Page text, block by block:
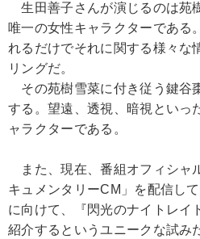
生田善子さんが演じるのは苑
唯一の女性キャラクターである
れるだけでそれに関する様々な
リングだ。
その苑樹雪菜に付き従う鍵谷
する。望遠、透視、暗視といっ
ャラクターである。
また、現在、番組オフィシャ
キュメンタリーCM」を配信し
に向けて、『閃光のナイトレイ
紹介するというユニークな試み